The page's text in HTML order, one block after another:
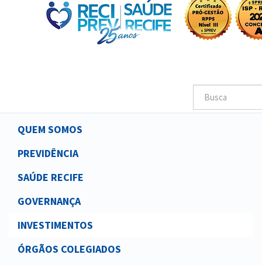
Buscar
Main
navigation
QUEM SOMOS
PREVIDÊNCIA
SAÚDE RECIFE
GOVERNANÇA
INVESTIMENTOS
ÓRGÃOS COLEGIADOS